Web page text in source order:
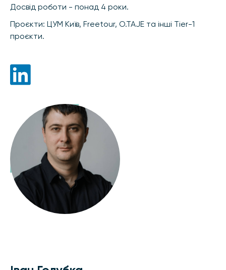
Досвід роботи - понад 4 роки.
Проєкти: ЦУМ Київ, Freetour, O.TAJE та інші Tier-1
проєкти.